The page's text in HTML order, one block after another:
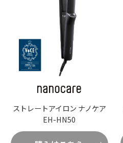
EH-NC50
購入はこちら
ストレートアイロン ナノケア
EH-HN50